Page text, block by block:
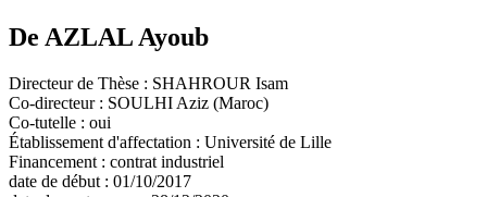
De AZLAL Ayoub
Directeur de Thèse : SHAHROUR Isam
Co-directeur : SOULHI Aziz (Maroc)
Co-tutelle : oui
Établissement d'affectation : Université de Lille
Financement : contrat industriel
date de début : 01/10/2017